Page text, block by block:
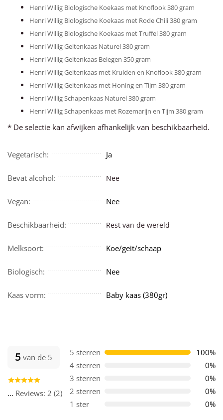
Henri Willig Biologische Koekaas met Knoflook 380 gram
Henri Willig Biologische Koekaas met Rode Chili 380 gram
Henri Willig Biologische Koekaas met Truffel 380 gram
Henri Willig Geitenkaas Naturel 380 gram
Henri Willig Geitenkaas Belegen 350 gram
Henri Willig Geitenkaas met Kruiden en Knoflook 380 gram
Henri Willig Geitenkaas met Honing en Tijm 380 gram
Henri Willig Schapenkaas Naturel 380 gram
Henri Willig Schapenkaas met Rozemarijn en Tijm 380 gram
* De selectie kan afwijken afhankelijk van beschikbaarheid.
Vegetarisch: Ja
Bevat alcohol: Nee
Vegan: Nee
Beschikbaarheid: Rest van de wereld
Melksoort: Koe/geit/schaap
Biologisch: Nee
Kaas vorm: Baby kaas (380gr)
5 van de 5
... Reviews: 2 (2)
5 sterren
100%
4 sterren
0%
3 sterren
0%
2 sterren
0%
1 ster
0%